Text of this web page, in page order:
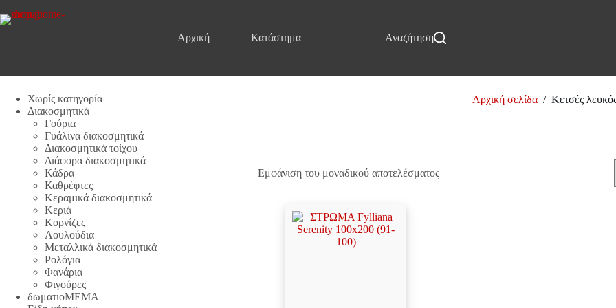
στο
Αρχική Κατάστημα ΕπικοινωνίαΑναζήτηση
Αρχική σελίδα / Κετσές
Εμφάνιση του μοναδικού αποτελέσματος
Χωρίς κατηγορία
Διακοσμητικά
Γούρια
Γυάλινα διακοσμητικά
Διακοσμητικά τοίχου
Διάφορα διακοσμητικά
Κάδρα
Καθρέφτες
Κεραμικά διακοσμητικά
Κεριά
Κορνίζες
Λουλούδια
Μεταλλικά διακοσμητικά
Ρολόγια
Φανάρια
Φιγούρες
δωματιοΜΕΜΑ